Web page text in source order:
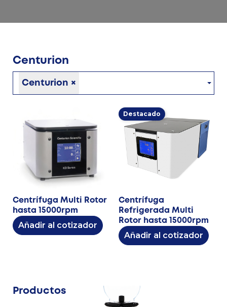
Centurion
Centurion ×
Centrífuga Multi Rotor
hasta 15000rpm
Añadir al cotizador
Destacado
Centrífuga
Refrigerada Multi
Rotor hasta 15000rpm
Añadir al cotizador
Productos